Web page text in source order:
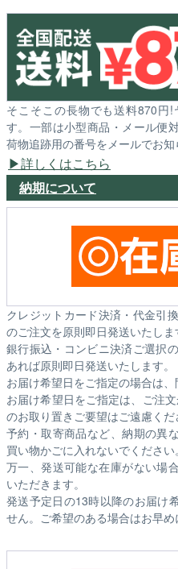
そこそこの長物でも送料870円
す。一部は小型商品・メール便
荷物追跡用の番号をメールでお知
詳しくはこちら
納期について
クレジットカード決済・代金引
のご注文を原則即日発送いたしま
銀行振込・コンビニ決済ご選択
あれば原則即日発送いたします。
お届け希望日をご指定の場合は、
お届け希望日をご指定は、ご注
のお取り置きご要望はご遠慮くだ
予約・取寄商品など、納期の異
買い物かごに入れないでください。
万一、発送可能な在庫がない場
いただきます。
発送予定日の13時以降のお届け
せん。ご希望のある場合はお早め